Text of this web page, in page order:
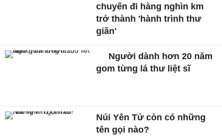
chuyến đi hàng nghìn km
trở thành 'hành trình thư
giãn'
Người dành hơn 20 năm
gom từng lá thư liệt sĩ
Núi Yên Tử còn có những
tên gọi nào?